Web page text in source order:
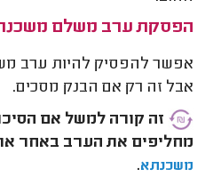
הפסקת ערב משלם
אפשר להפסיק להיות ערב
אבל זה רק אם הבנק מסכים.
זה קורה למשל אם
מחליפים את הערב באחר
משכנתא.